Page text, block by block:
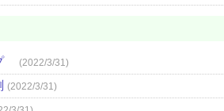
(2022/3/31)
(2022/3/31)